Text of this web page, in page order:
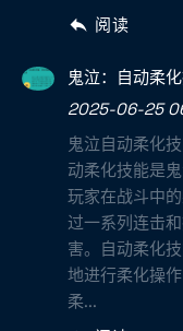
阅读
鬼泣：自动柔
2025-06-25
鬼泣自动柔化
动柔化技能是
玩家在战斗中
过一系列连击
害。自动柔化
地进行柔化操
柔...